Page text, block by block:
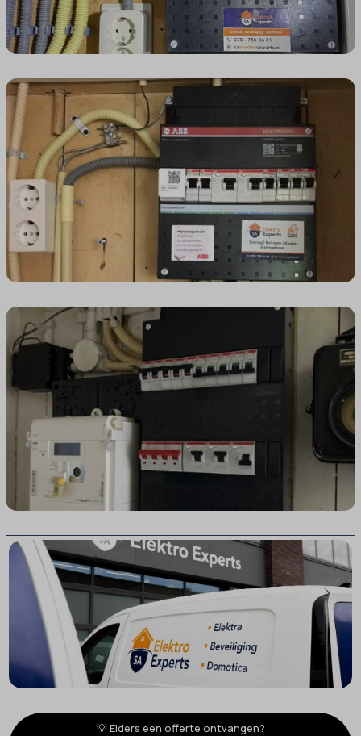
💡 Elders een offerte ontvangen?